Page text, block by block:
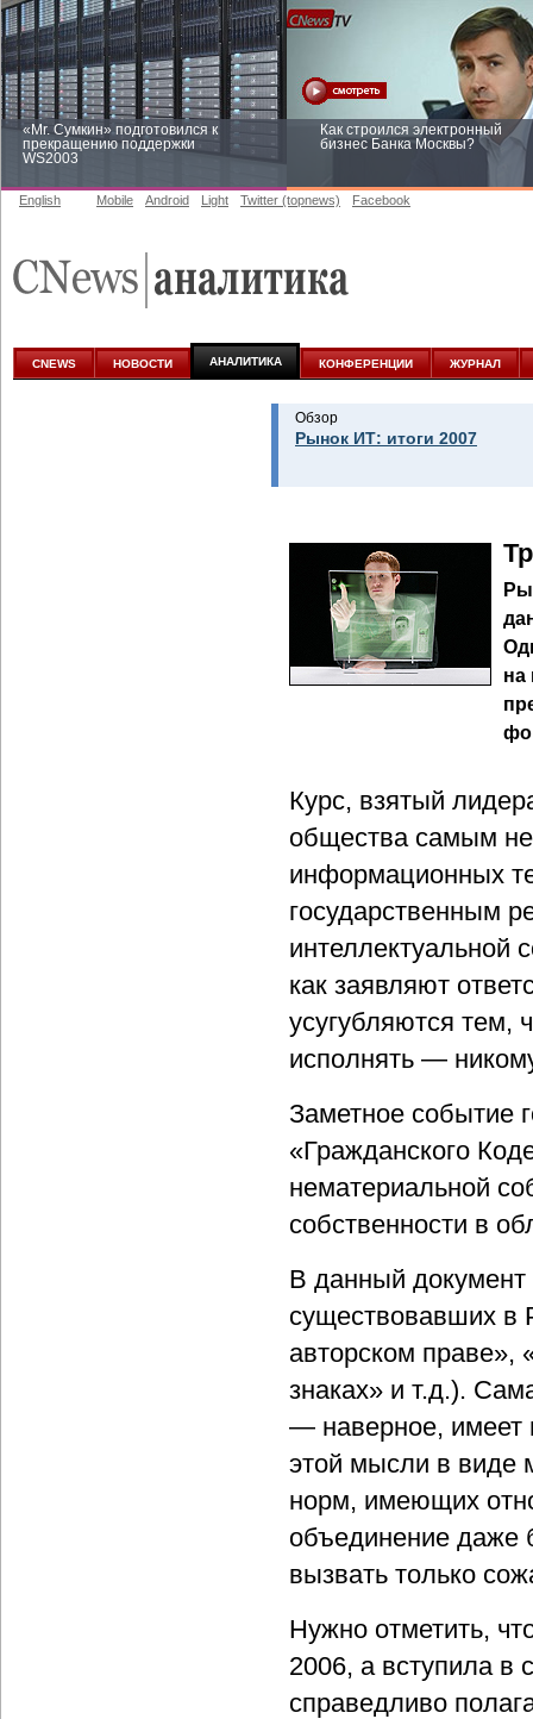
«Mr. Сумкин» подготовился к
прекращению поддержки
WS2003
Как строился электронный
бизнес Банка Москвы?
аналитике
English Mobile Android Light Twitter (topnews) Facebook
CNEWS НОВОСТИ АНАЛИТИКА КОНФЕРЕНЦИИ ЖУРНАЛ
Обзор
Рынок ИТ: итоги 2007
на
Курс, взятый
общества самым
информационных
государственным
интеллектуальной
как заявляют
усугубляются тем,
исполнять —
Заметное событие
«Гражданского
нематериальной
собственности в
В данный
существовавших в
авторском
знаках» и т.д.).
— наверное, имеет
этой мысли в виде
норм, имеющих
объединение даже
вызвать только
Нужно отметить,
2006, а вступила в
справедливо